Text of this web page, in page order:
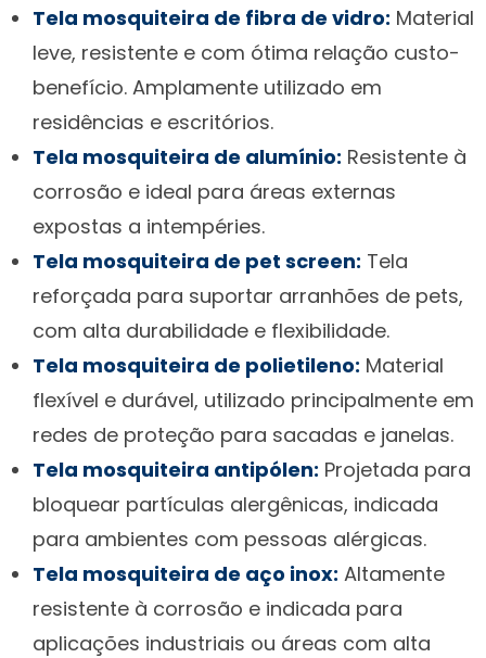
Tela mosquiteira de fibra de vidro: Material
leve, resistente e com ótima relação custo-
benefício. Amplamente utilizado em
residências e escritórios.
Tela mosquiteira de alumínio: Resistente à
corrosão e ideal para áreas externas
expostas a intempéries.
Tela mosquiteira de pet screen: Tela
reforçada para suportar arranhões de pets,
com alta durabilidade e flexibilidade.
Tela mosquiteira de polietileno: Material
flexível e durável, utilizado principalmente em
redes de proteção para sacadas e janelas.
Tela mosquiteira antipólen: Projetada para
bloquear partículas alergênicas, indicada
para ambientes com pessoas alérgicas.
Tela mosquiteira de aço inox: Altamente
resistente à corrosão e indicada para
aplicações industriais ou áreas com alta